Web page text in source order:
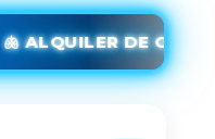
🫁 ALQUILER DE